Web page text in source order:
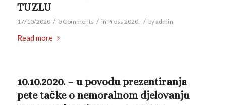
TUZLU
17/10/2020 / 0 Comments / in Press 2020. / by admin
Read more
10.10.2020. – u povodu prezentiranja
pete tačke o nemoralnom djelovanju